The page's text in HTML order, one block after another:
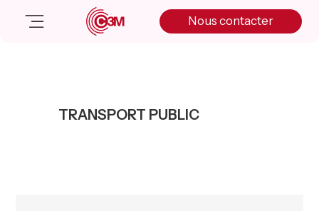
Nous contacter
Salle de presse
TRANSPORT PUBLIC